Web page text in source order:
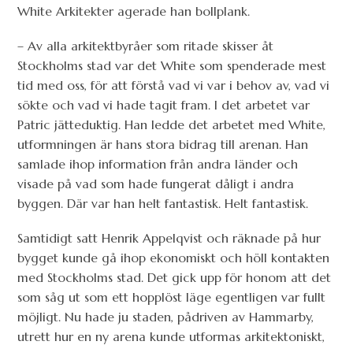
White Arkitekter agerade han bollplank.
– Av alla arkitektbyråer som ritade skisser åt
Stockholms stad var det White som spenderade mest
tid med oss, för att förstå vad vi var i behov av, vad vi
sökte och vad vi hade tagit fram. I det arbetet var
Patric jätteduktig. Han ledde det arbetet med White,
utformningen är hans stora bidrag till arenan. Han
samlade ihop information från andra länder och
visade på vad som hade fungerat dåligt i andra
byggen. Där var han helt fantastisk. Helt fantastisk.
Samtidigt satt Henrik Appelqvist och räknade på hur
bygget kunde gå ihop ekonomiskt och höll kontakten
med Stockholms stad. Det gick upp för honom att det
som såg ut som ett hopplöst läge egentligen var fullt
möjligt. Nu hade ju staden, pådriven av Hammarby,
utrett hur en ny arena kunde utformas arkitektoniskt,